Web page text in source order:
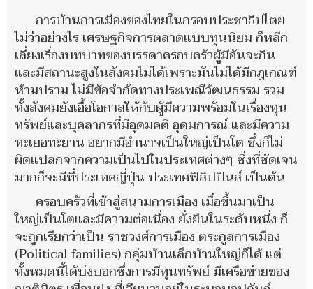
การบ้านการเมืองของไทยในกรอบประชาธิปไตย
ไม่ว่าอย่างไร เศรษฐกิจการตลาดแบบทุนนิยม ก็หลีก
เลี่ยงเรื่องบทบาทของบรรดาครอบครัวผู้มีอันจะกิน
และมีสถานะสูงในสังคมไม่ได้เพราะมันไม่ได้มีกฎเกณฑ์
ห้ามปราม ไม่มีข้อจำกัดทางประเพณีวัฒนธรรม รวม
ทั้งสังคมยังเอื้อโอกาสให้กับผู้มีความพร้อมในเรื่องทุน
ทรัพย์และบุคลากรที่มีอุดมคติ อุดมการณ์ และมีความ
ทะเยอทะยาน อยากมีอำนาจเป็นใหญ่เป็นโต ซึ่งก็ไม่
ผิดแปลกจากความเป็นไปในประเทศต่างๆ ซึ่งที่ชัดเจน
มากก็จะมีที่ประเทศญี่ปุ่น ประเทศฟิลิปปินส์ เป็นต้น
ครอบครัวที่เข้าสู่สนามการเมือง เมื่อขึ้นมาเป็น
ใหญ่เป็นโตและมีความต่อเนื่อง ยั่งยืนในระดับหนึ่ง ก็
จะถูกเรียกว่าเป็น ราชวงศ์การเมือง ตระกูลการเมือง
(Political families) กลุ่มบ้านเล็กบ้านใหญ่ก็ได้ แต่
ทั้งหมดนี้ได้บ่งบอกซึ่งการมีทุนทรัพย์ มีเครือข่ายของ